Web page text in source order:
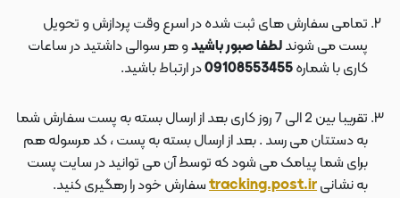
تمامی سفارش های ثبت شده در اسرع وقت پردازش و تحویل
پست می شوندلطفا صبور باشیدو هر سوالی داشتید در ساعات
کاری با شماره
در ارتباط باشید.
تقریبا بین 2 الی 7 روز کاری بعد از ارسال بسته به پست سفارش شما
به دستتان می رسد . بعد از ارسال بسته به پست ، کد مرسوله هم
برای شما پیامک می شود که توسط آن می توانید در سایت پست
به نشانیtracking.post.irسفارش خود را رهگیری کنید.